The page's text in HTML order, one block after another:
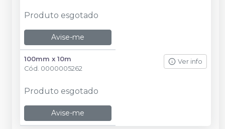
Produto esgotado
Avise-me
100mm x 10m
Cód. 0000005262
Ver info
Produto esgotado
Avise-me